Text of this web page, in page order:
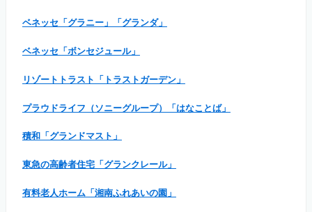
ベネッセ「グラニー」「グランダ」
ベネッセ「ボンセジュール」
リゾートトラスト「トラストガーデン」
プラウドライフ（ソニーグループ）「はなことば」
積和「グランドマスト」
東急の高齢者住宅「グランクレール」
有料老人ホーム「湘南ふれあいの園」